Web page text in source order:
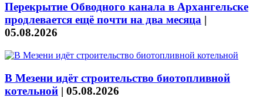
Перекрытие Обводного канала в Архангельске
продлевается ещё почти на два месяца |
05.08.2026
В Мезени идёт строительство биотопливной
котельной | 05.08.2026